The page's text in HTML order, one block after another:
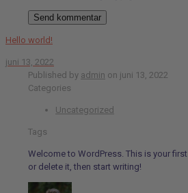
Hello world!
juni 13, 2022
Published by admin on juni 13, 2022
Categories
Uncategorized
Tags
Welcome to WordPress. This is your
or delete it, then start writing!